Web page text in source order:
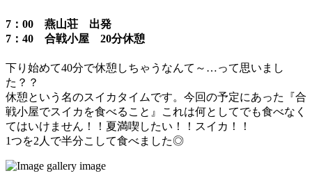
7：00 燕山荘 出発
7：40 合戦小屋 20分休憩
下り始めて40分で休憩しちゃうなんて～…って思いまし
た？？
休憩という名のスイカタイムです。今回の予定にあった『合
戦小屋でスイカを食べること』これは何としてでも食べなく
てはいけません！！夏満喫したい！！スイカ！！
1つを2人で半分こして食べました◎